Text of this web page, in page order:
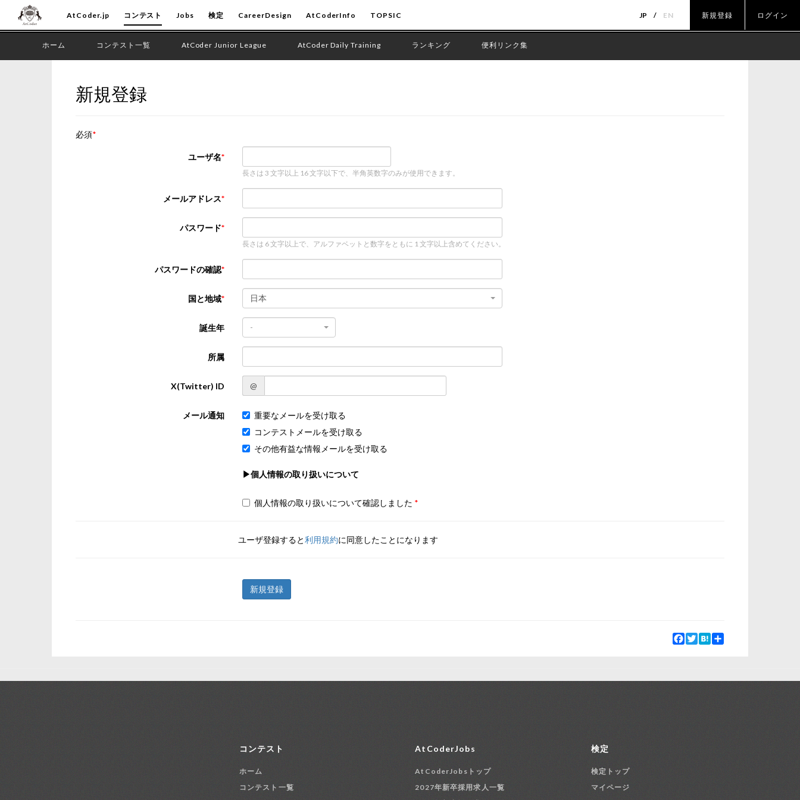
AtCoder.jp コンテスト Jobs 検定 CareerDesign AtCoderInfo TOPSIC JP EN 新規登録 ログイン
ホーム コンテスト一覧 AtCoder Junior League AtCoder Daily Training ランキング 便利リンク集
新規登録
必須
ユーザ名
長さは 3 文字以上 16 文字以下で、半角英数字のみが使用できます。
メールアドレス
パスワード
長さは 6 文字以上で、アルファベットと数字をともに 1 文字以上含めてください。
パスワードの確認
国と地域 日本
誕生年 -
所属
X(Twitter) ID @
メール通知
重要なメールを受け取る
コンテストメールを受け取る
その他有益な情報メールを受け取る
▶個人情報の取り扱いについて
個人情報の取り扱いについて確認しました
ユーザ登録すると利用規約に同意したことになります
新規登録
Facebook
Twitter
Hatena
コンテスト
ホーム
コンテスト一覧
AtCoderJobs
AtCoderJobsトップ
2027年新卒採用求人一覧
検定
検定トップ
マイページ